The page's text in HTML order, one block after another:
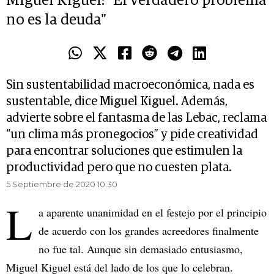
no es la deuda"
Sin sustentabilidad macroeconómica, nada es
sustentable, dice Miguel Kiguel. Además,
advierte sobre el fantasma de las Lebac, reclama
“un clima más pronegocios” y pide creatividad
para encontrar soluciones que estimulen la
productividad pero que no cuesten plata.
5 Septiembre de 2020 10.30
L a aparente unanimidad en el festejo por el principio
de acuerdo con los grandes acreedores finalmente
no fue tal. Aunque sin demasiado entusiasmo,
Miguel Kiguel está del lado de los que lo celebran.